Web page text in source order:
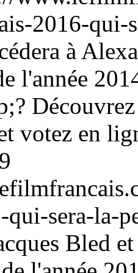
2016-qui-
à
l'année
votez en
qui-sera-la-
Bled